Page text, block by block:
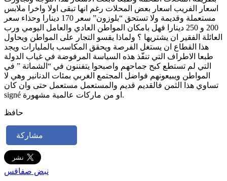
اسعار الفريب اسعار بعض المحلات رغم انها تبقى اولا واخرا ملابس
مستعملة وقديمة ولا تستحق “بلوزون” سعر 170 دينارا وحذاء سعر
200 و 250 دينارا فهل بامكان المواطن العادي والعامل اليومي ورب
العائلة الفقير ان يشتريها ؟ ولماذا يقسو التجار على المواطن ويحاول
هذا القطاع ان يستغل الفرصة ويحقق المكاسب بالمليارات ويجد
طبعا الاطراف التي تنفّذ هذه السياسة المرفوضة في غياب الدولة
التي لم تستطع كبح جماحهم واصبحوا يتفننون في “الشماتة ” في
المواطن ويبيعونهم فواضل المجتمع الغربي بمئات الدنانير وهي لا
تساوي هذا الثمن فالقديم قديم والمستعمل مستعمل حتى وان كان
signé او من ماركات عالمية مشهورة.
حافظ
مشاركة
نبض صفاقس